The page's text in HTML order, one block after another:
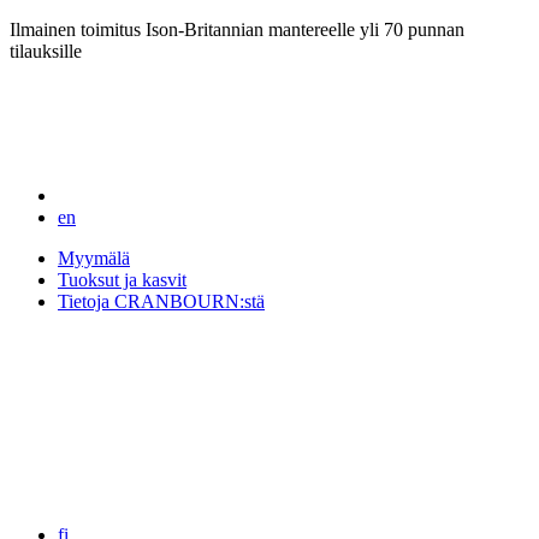
Ilmainen toimitus Ison-Britannian mantereelle yli 70 punnan
tilauksille
en
Myymälä
Tuoksut ja kasvit
Tietoja CRANBOURN:stä
fi